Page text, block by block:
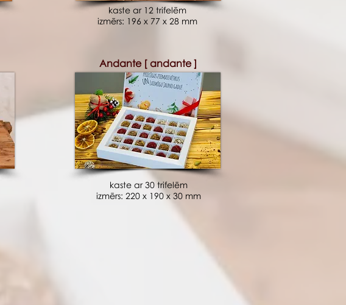
kaste ar 12 trifelēm
izmērs: 196 x 77 x 28 mm
Andante [ andante ]
kaste ar 30 trifelēm
izmērs: 220 x 190 x 30 mm